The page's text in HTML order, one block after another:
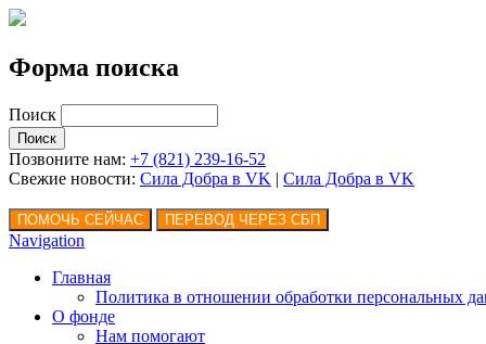
Форма поиска
Поиск
Позвоните нам: +7 (821) 239-16-52
Свежие новости: Сила Добра в VK | Сила Добра в VK
Navigation
Главная
Политика в отношении обработки персональных
О фонде
Нам помогают